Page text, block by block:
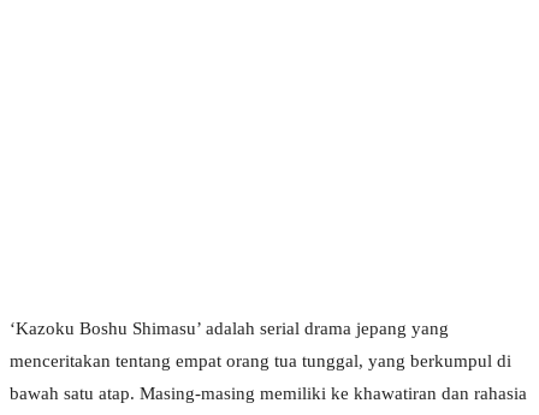
‘Kazoku Boshu Shimasu’ adalah serial drama jepang yang
menceritakan tentang empat orang tua tunggal, yang berkumpul di
bawah satu atap. Masing-masing memiliki ke khawatiran dan rahasia